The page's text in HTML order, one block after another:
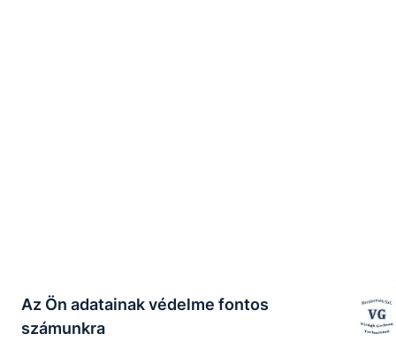
Az Ön adatainak védelme fontos
számunkra